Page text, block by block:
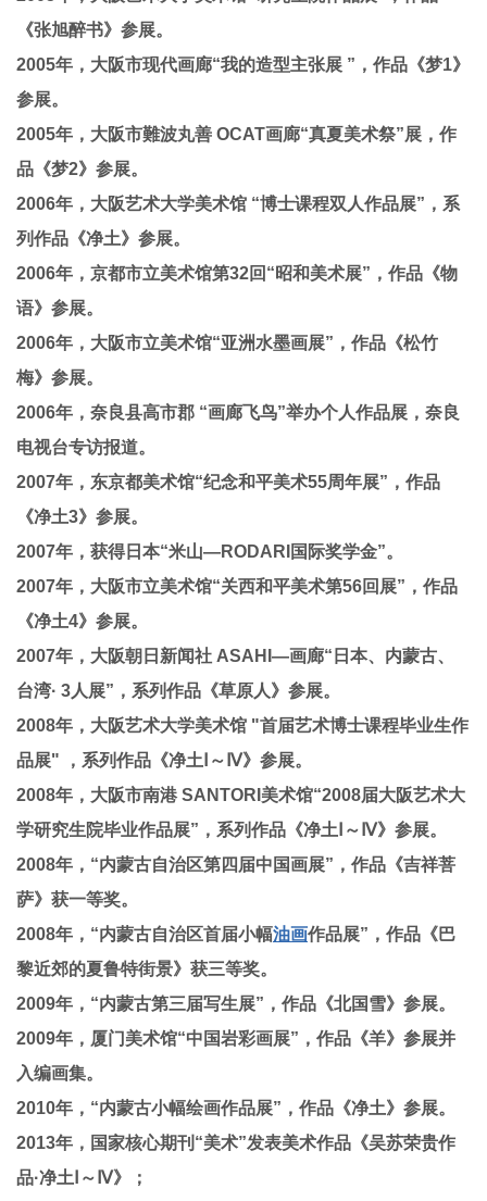
《张旭醉书》参展。
2005年，大阪市现代画廊“我的造型主张展 ”，作品《梦1》
参展。
2005年，大阪市難波丸善 OCAT画廊“真夏美术祭”展，作
品《梦2》参展。
2006年，大阪艺术大学美术馆 “博士课程双人作品展”，系
列作品《净土》参展。
2006年，京都市立美术馆第32回“昭和美术展”，作品《物
语》参展。
2006年，大阪市立美术馆“亚洲水墨画展”，作品《松竹
梅》参展。
2006年，奈良县高市郡 “画廊飞鸟”举办个人作品展，奈良
电视台专访报道。
2007年，东京都美术馆“纪念和平美术55周年展”，作品
《净土3》参展。
2007年，获得日本“米山—RODARI国际奖学金”。
2007年，大阪市立美术馆“关西和平美术第56回展”，作品
《净土4》参展。
2007年，大阪朝日新闻社 ASAHI—画廊“日本、内蒙古、
台湾· 3人展”，系列作品《草原人》参展。
2008年，大阪艺术大学美术馆 "首届艺术博士课程毕业生作
品展" ，系列作品《净土Ⅰ～Ⅳ》参展。
2008年，大阪市南港 SANTORI美术馆“2008届大阪艺术大
学研究生院毕业作品展”，系列作品《净土Ⅰ～Ⅳ》参展。
2008年，“内蒙古自治区第四届中国画展”，作品《吉祥菩
萨》获一等奖。
2008年，“内蒙古自治区首届小幅油画作品展”，作品《巴
黎近郊的夏鲁特街景》获三等奖。
2009年，“内蒙古第三届写生展”，作品《北国雪》参展。
2009年，厦门美术馆“中国岩彩画展”，作品《羊》参展并
入编画集。
2010年，“内蒙古小幅绘画作品展”，作品《净土》参展。
2013年，国家核心期刊“美术”发表美术作品《吴苏荣贵作
品·净土Ⅰ～Ⅳ》；